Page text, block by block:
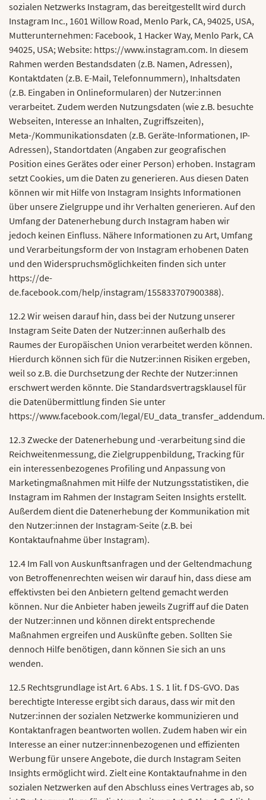
sozialen Netzwerks Instagram, das bereitgestellt wird durch
Instagram Inc., 1601 Willow Road, Menlo Park, CA, 94025, USA,
Mutterunternehmen: Facebook, 1 Hacker Way, Menlo Park, CA
94025, USA; Website: https://www.instagram.com. In diesem
Rahmen werden Bestandsdaten (z.B. Namen, Adressen),
Kontaktdaten (z.B. E-Mail, Telefonnummern), Inhaltsdaten
(z.B. Eingaben in Onlineformularen) der Nutzer:innen
verarbeitet. Zudem werden Nutzungsdaten (wie z.B. besuchte
Webseiten, Interesse an Inhalten, Zugriffszeiten),
Meta-/Kommunikationsdaten (z.B. Geräte-Informationen, IP-
Adressen), Standortdaten (Angaben zur geografischen
Position eines Gerätes oder einer Person) erhoben. Instagram
setzt Cookies, um die Daten zu generieren. Aus diesen Daten
können wir mit Hilfe von Instagram Insights Informationen
über unsere Zielgruppe und ihr Verhalten generieren. Auf den
Umfang der Datenerhebung durch Instagram haben wir
jedoch keinen Einfluss. Nähere Informationen zu Art, Umfang
und Verarbeitungsform der von Instagram erhobenen Daten
und den Widerspruchsmöglichkeiten finden sich unter
https://de-
de.facebook.com/help/instagram/155833707900388).
12.2 Wir weisen darauf hin, dass bei der Nutzung unserer
Instagram Seite Daten der Nutzer:innen außerhalb des
Raumes der Europäischen Union verarbeitet werden können.
Hierdurch können sich für die Nutzer:innen Risiken ergeben,
weil so z.B. die Durchsetzung der Rechte der Nutzer:innen
erschwert werden könnte. Die Standardsvertragsklausel für
die Datenübermittlung finden Sie unter
https://www.facebook.com/legal/EU_data_transfer_addendum.
12.3 Zwecke der Datenerhebung und -verarbeitung sind die
Reichweitenmessung, die Zielgruppenbildung, Tracking für
ein interessenbezogenes Profiling und Anpassung von
Marketingmaßnahmen mit Hilfe der Nutzungsstatistiken, die
Instagram im Rahmen der Instagram Seiten Insights erstellt.
Außerdem dient die Datenerhebung der Kommunikation mit
den Nutzer:innen der Instagram-Seite (z.B. bei
Kontaktaufnahme über Instagram).
12.4 Im Fall von Auskunftsanfragen und der Geltendmachung
von Betroffenenrechten weisen wir darauf hin, dass diese am
effektivsten bei den Anbietern geltend gemacht werden
können. Nur die Anbieter haben jeweils Zugriff auf die Daten
der Nutzer:innen und können direkt entsprechende
Maßnahmen ergreifen und Auskünfte geben. Sollten Sie
dennoch Hilfe benötigen, dann können Sie sich an uns
wenden.
12.5 Rechtsgrundlage ist Art. 6 Abs. 1 S. 1 lit. f DS-GVO. Das
berechtigte Interesse ergibt sich daraus, dass wir mit den
Nutzer:innen der sozialen Netzwerke kommunizieren und
Kontaktanfragen beantworten wollen. Zudem haben wir ein
Interesse an einer nutzer:innenbezogenen und effizienten
Werbung für unsere Angebote, die durch Instagram Seiten
Insights ermöglicht wird. Zielt eine Kontaktaufnahme in den
sozialen Netzwerken auf den Abschluss eines Vertrages ab, so